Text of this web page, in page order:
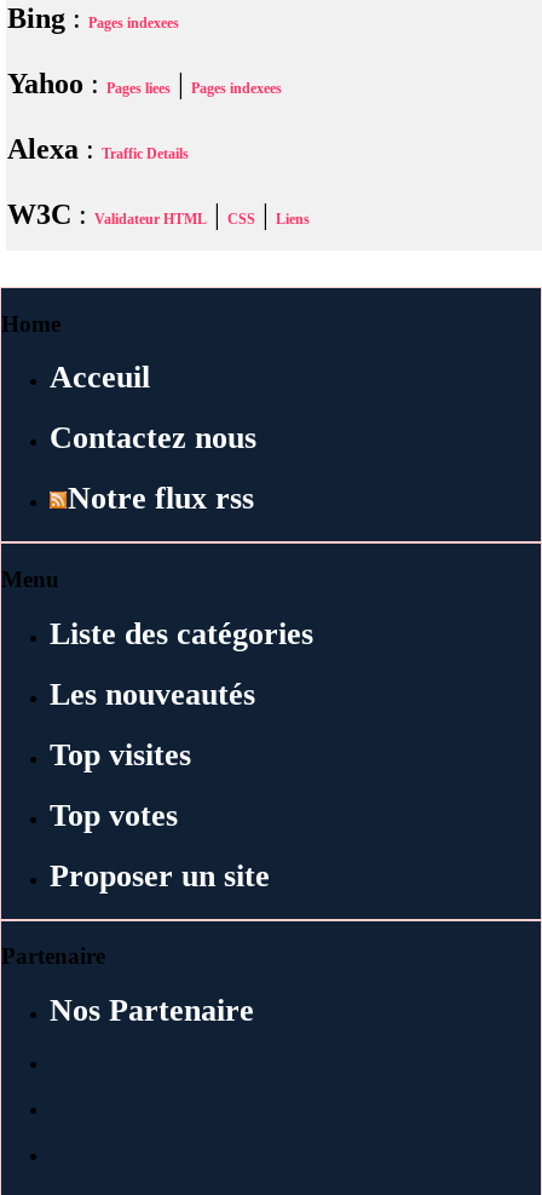
Bing : Pages indexees
Yahoo : Pages liees | Pages indexees
Alexa : Traffic Details
W3C : Validateur HTML | CSS | Liens
Home
Acceuil
Contactez nous
Notre flux rss
Menu
Liste des catégories
Les nouveautés
Top visites
Top votes
Proposer un site
Partenaire
Nos Partenaire